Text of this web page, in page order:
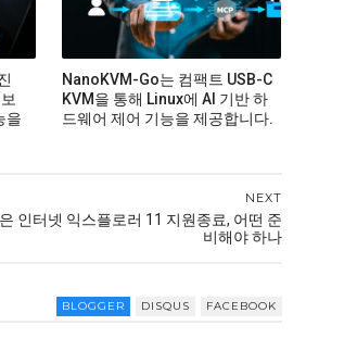
을
NanoKVM-Go는 컴팩트 USB-C
KVM을 통해 Linux에 AI 기반 하
드웨어 제어 기능을 제공합니다.
NEXT
인터넷 익스플로러 11 지원종료, 어떤 준
비해야 하나
BLOGGER DISQUS FACEBOOK